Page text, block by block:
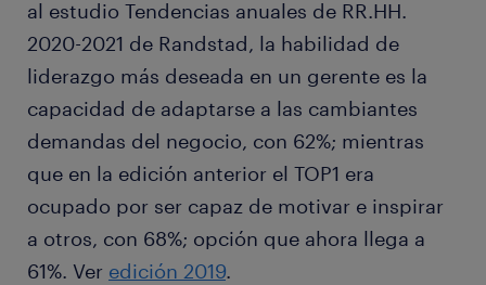
al estudio Tendencias anuales de RR.HH.
2020-2021 de Randstad, la habilidad de
liderazgo más deseada en un gerente es la
capacidad de adaptarse a las cambiantes
demandas del negocio, con 62%; mientras
que en la edición anterior el TOP1 era
ocupado por ser capaz de motivar e inspirar
a otros, con 68%; opción que ahora llega a
61%. Ver edición 2019.